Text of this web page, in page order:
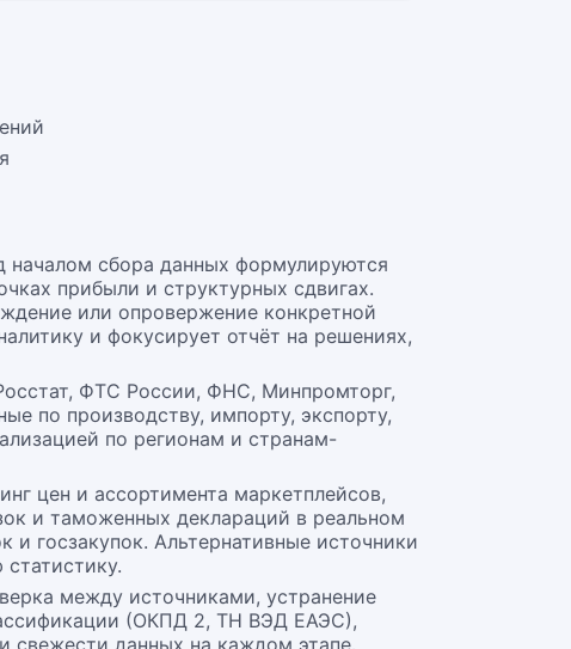
началом сбора данных формулируются
прибыли и структурных сдвигах.
или опровержение конкретной
и фокусирует отчёт на решениях,
ФТС России, ФНС, Минпромторг,
по производству, импорту, экспорту,
по регионам и странам-
цен и ассортимента маркетплейсов,
и таможенных деклараций в реальном
госзакупок. Альтернативные источники
между источниками, устранение
(ОКПД 2, ТН ВЭД ЕАЭС),
свежести данных на каждом этапе.